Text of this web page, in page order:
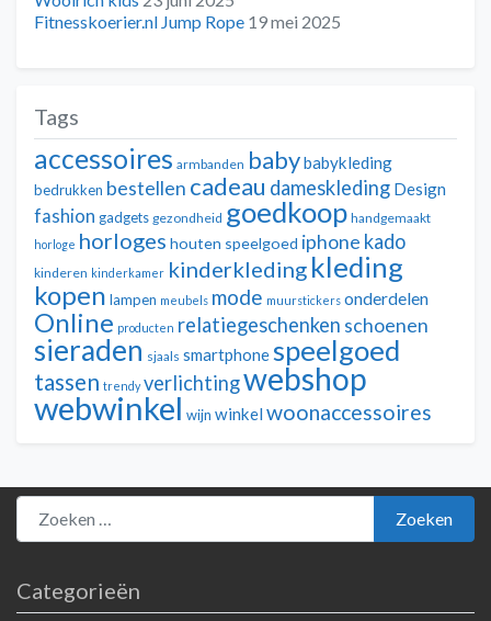
Fitnesskoerier.nl Jump Rope 19 mei 2025
Tags
accessoires armbanden babybabykleding
bedrukken bestellen cadeau dameskleding Design
fashion gadgets gezondheid goedkoop handgemaakt
horloge horloges houten speelgoed iphone kado
kinderen kinderkamer kinderkleding kleding
kopen lampen meubels mode muurstickers onderdelen
Online producten relatiegeschenken schoenen
sieraden sjaals smartphonespeelgoed
tassen trendy verlichtingwebshop
webwinkel wijn winkelwoonaccessoires
Zoeken naar:
Zoeken
Categorieën